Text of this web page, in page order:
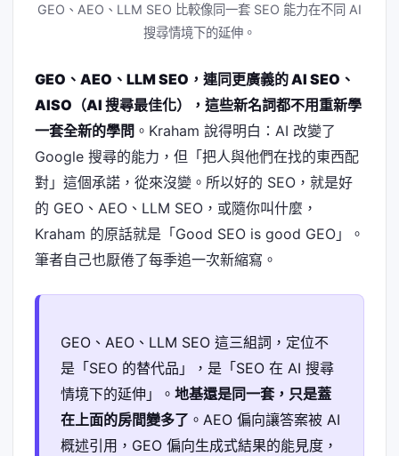
GEO、AEO、LLM SEO 比較像同一套 SEO 能力在不同 AI
搜尋情境下的延伸。
GEO、AEO、LLM SEO，連同更廣義的 AI SEO、
AISO（AI 搜尋最佳化），這些新名詞都不用重新學
一套全新的學問 。Kraham 說得明白：AI 改變了
Google 搜尋的能力，但「把人與他們在找的東西配
對」這個承諾，從來沒變。所以好的 SEO，就是好
的 GEO、AEO、LLM SEO，或隨你叫什麼，
Kraham 的原話就是「Good SEO is good GEO」。
筆者自己也厭倦了每季追一次新縮寫。
GEO、AEO、LLM SEO 這三組詞，定位不
是「SEO 的替代品」，是「SEO 在 AI 搜尋
情境下的延伸」。 地基還是同一套，只是蓋
在上面的房間變多了 。AEO 偏向讓答案被 AI
概述引用，GEO 偏向生成式結果的能見度，